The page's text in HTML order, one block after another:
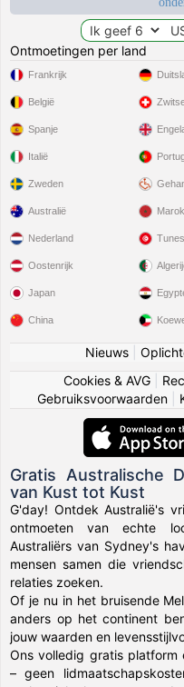
Ontmoetingen per land
Frankrijk
België
Spanje
Italië
Zweden
Australië
Nederland
Oostenrijk
Japan
China
Nieuws|
Cookies & AVG
Gebruiksvoorwaarden
Gratis Australische
van Kust tot Kust
G'day! Ontdek Australië's
ontmoeten van echte
Australiërs van Sydney's
mensen samen die
relaties zoeken.
Of je nu in het bruisende
anders op het continent
jouw waarden en
Ons volledig gratis platform
– geen